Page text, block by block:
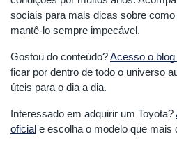
sociais para mais dicas sobre
mantê-lo sempre impecável.
Gostou do conteúdo?Acesso o blog
ficar por dentro de todo o universo
úteis para o dia a dia.
Interessado em adquirir um Toyota?
oficial e escolha o modelo que mais